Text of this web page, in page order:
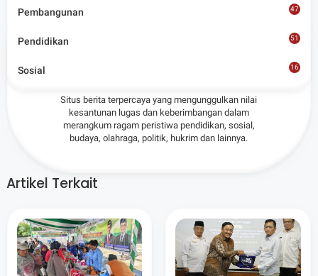
Situs berita terpercaya yang mengunggulkan nilai
kesantunan lugas dan keberimbangan dalam
merangkum ragam peristiwa pendidikan, sosial,
budaya, olahraga, politik, hukrim dan lainnya.
Artikel Terkait
Pembangunan 47
Pendidikan 51
Sosial
16